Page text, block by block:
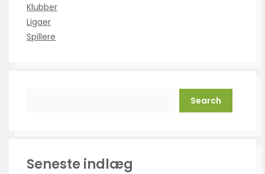
Klubber
Ligaer
Spillere
Seneste indlæg